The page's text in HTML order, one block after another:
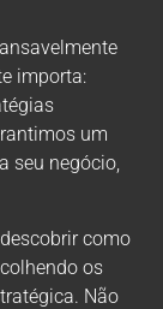
importa:
um
seu negócio,
como
os
Não